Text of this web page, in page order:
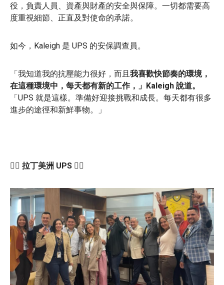
役，負責人員、資產與財產的安全與保障。一切都需要高
度重視細節、正直及對使命的承諾。
如今，Kaleigh 是 UPS 的安保調查員。
「我知道我的抗壓能力很好，而且 我喜歡快節奏的環境，
在這種環境中，每天都有新的工作，」Kaleigh 說道。
「UPS 就是這樣。準備好迎接挑戰和成長。每天都有很多
進步的途徑和新鮮事物。」
🦸‍♂️ 拉丁美洲 UPS 🦸‍♂️